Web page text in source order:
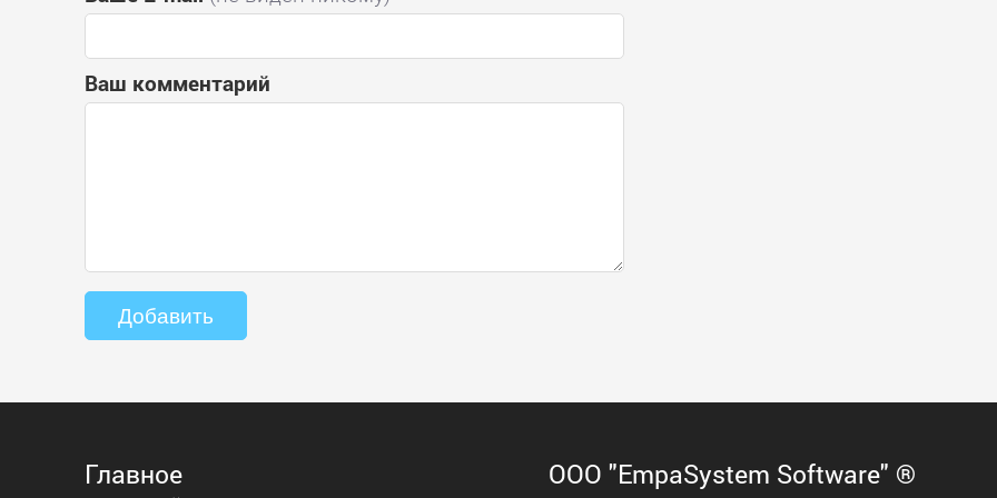
Ваш комментарий
Главное ООО "EmpaSystem Software" ®